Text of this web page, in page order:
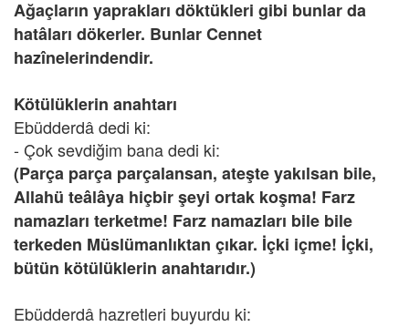
Ağaçların yaprakları döktükleri gibi bunlar da
hatâları dökerler. Bunlar Cennet
hazînelerindendir.
Kötülüklerin anahtarı
Ebüdderdâ dedi ki:
- Çok sevdiğim bana dedi ki:
(Parça parça parçalansan, ateşte yakılsan bile,
Allahü teâlâya hiçbir şeyi ortak koşma! Farz
namazları terketme! Farz namazları bile bile
terkeden Müslümanlıktan çıkar. İçki içme! İçki,
bütün kötülüklerin anahtarıdır.)
Ebüdderdâ hazretleri buyurdu ki: